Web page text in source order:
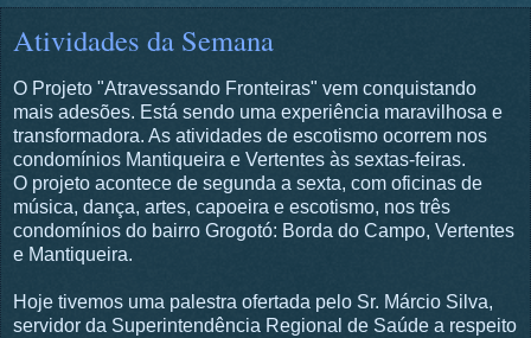
Atividades da Semana
O Projeto "Atravessando Fronteiras" vem conquistando
mais adesões. Está sendo uma experiência maravilhosa e
transformadora. As atividades de escotismo ocorrem nos
condomínios Mantiqueira e Vertentes às sextas-feiras.
O projeto acontece de segunda a sexta, com oficinas de
música, dança, artes, capoeira e escotismo, nos três
condomínios do bairro Grogotó: Borda do Campo, Vertentes
e Mantiqueira.
Hoje tivemos uma palestra ofertada pelo Sr. Márcio Silva,
servidor da Superintendência Regional de Saúde a respeito